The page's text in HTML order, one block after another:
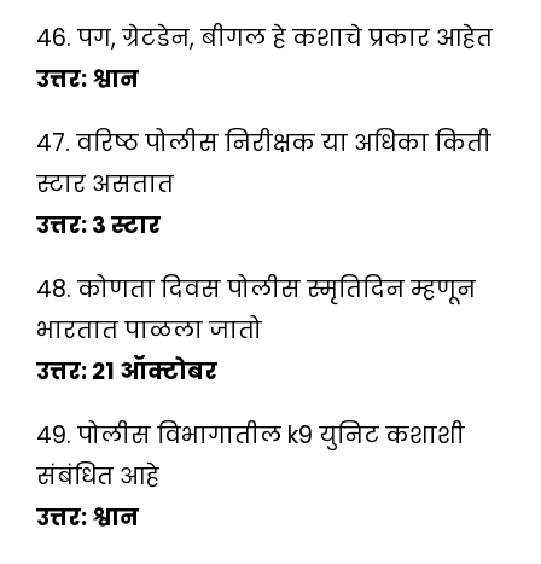
46. पग, ग्रेटडेन, बीगल हे कशाचे प्रकार आहेत
उत्तर: श्वान
47. वरिष्ठ पोलीस निरीक्षक या अधिका किती
स्टार असतात
उत्तर: ३ स्टार
48. कोणता दिवस पोलीस स्मृतिदिन म्हणून
भारतात पाळला जातो
उत्तर: 21 ऑक्टोबर
49. पोलीस विभागातील k9 युनिट कशाशी
संबंधित आहे
उत्तर: श्वान